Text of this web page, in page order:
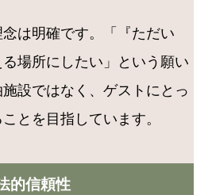
は明確です。「『ただい
場所にしたい」という願い
設ではなく、ゲストにとっ
とを目指しています。
的信頼性